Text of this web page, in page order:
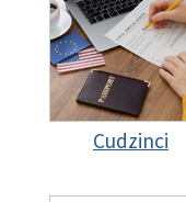
Cudzinci